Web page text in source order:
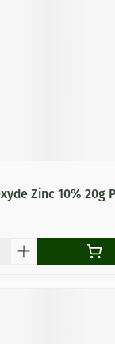
Zinc 10% 20g